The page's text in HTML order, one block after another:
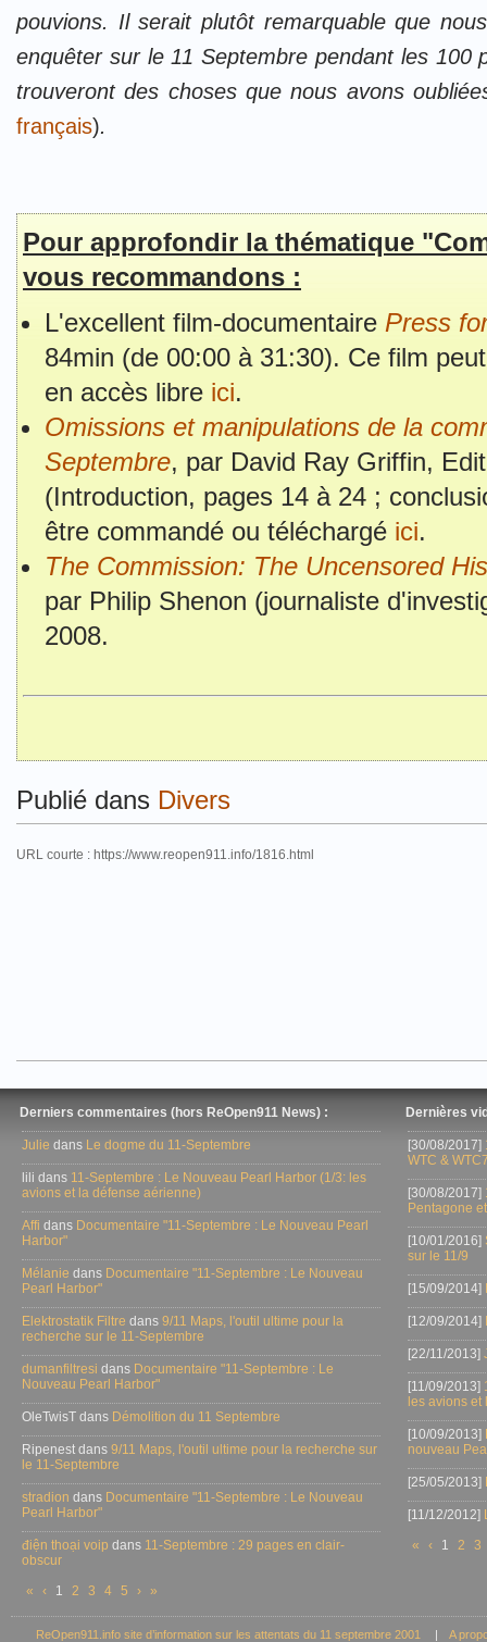
pouvions. Il serait plutôt remarquable que
enquêter sur le 11 Septembre pendant les 100
trouveront des choses que nous avons
français).
Pour approfondir la thématique
vous recommandons :
L'excellent film-documentaire Press
84min (de 00:00 à 31:30). Ce film
en accès libre ici.
Omissions et manipulations de la
Septembre, par David Ray Griffin,
(Introduction, pages 14 à 24 ;
être commandé ou téléchargé ici.
The Commission: The Uncensored
par Philip Shenon (journaliste
2008.
Publié dans Divers
URL courte : https://www.reopen911.info/1816.html
Derniers commentaires (hors ReOpen911 News) :
Julie dans Le dogme du 11-Septembre
lili dans 11-Septembre : Le Nouveau Pearl Harbor (1/3: les
avions et la défense aérienne)
Affi dans Documentaire "11-Septembre : Le Nouveau Pearl
Harbor"
Mélanie dans Documentaire "11-Septembre : Le Nouveau
Pearl Harbor"
Elektrostatik Filtre dans 9/11 Maps, l'outil ultime pour la
recherche sur le 11-Septembre
dumanfiltresi dans Documentaire "11-Septembre : Le
Nouveau Pearl Harbor"
OleTwisT dans Démolition du 11 Septembre
Ripenest dans 9/11 Maps, l'outil ultime pour la recherche sur
le 11-Septembre
stradion dans Documentaire "11-Septembre : Le Nouveau
Pearl Harbor"
điện thoại voip dans 11-Septembre : 29 pages en clair-
obscur
«
‹ 1 2 3 4 5 › »
Dernières
[30/08/2017]
WTC &
[30/08/2017]
Pentagone
[10/01/2016]
sur le 11/9
[15/09/2014]
[12/09/2014]
[22/11/2013]
[11/09/2013]
les avions
[10/09/2013]
nouveau
[25/05/2013]
[11/12/2012]
«
‹ 1 2 3
ReOpen911.info site d’information sur les attentats du 11 septembre 2001 | A